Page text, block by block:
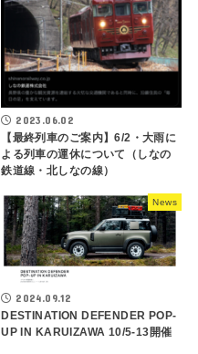
2023.06.02
【最終列車のご案内】6/2・大雨に
よる列車の運休について（しなの
鉄道線・北しなの線）
News
2024.09.12
DESTINATION DEFENDER POP-
UP IN KARUIZAWA 10/5-13開催